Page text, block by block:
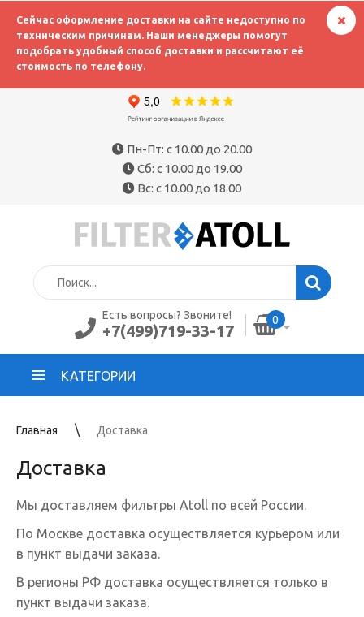
Сейчас оформление доставки на сайте недоступно по
техническим причинам. Наши менеджеры помогут
подобрать удобный способ доставки и рассчитают её
стоимость по телефону.
Пн-Пт: с 10.00 до 20.00
Сб: с 10.00 до 19.00
Вс: с 10.00 до 18.00
Есть вопросы? Звоните!
+7(499)719-33-17
0
КАТЕГОРИИ
Главная Доставка
Доставка
Мы доставляем фильтры Atoll по всей России.
По Москве доставка осуществляется курьером или
в пункт выдачи заказа.
В регионы РФ доставка осуществляется только в
пункт выдачи заказа.